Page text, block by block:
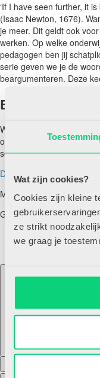
Wat zijn cookies?
Cookies zijn kleine
ze strikt
we graag je
‘If I have seen further, it
(Isaac Newton, 1676).
je meer. Dit geldt ook
werken. Op welke
pedagogen ben jij
serie geven we je de
beargumenteren. Deze
Benieuwd naar
Word nu abonnee en krijg
online.nl, inclusief
selecteren, delen en
Direct abonneren
Ben je
Marjoke Rietveld-van
Gerelateerde artikelen
Muziek voor verse
Op de schouders
Deze auteur heeft nog